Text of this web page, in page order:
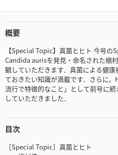
概要
【Special Topic】真菌とヒト 今号の
Candida aurisを発見・命名された槇
観していただきます．真菌による健
ておきたい知識が満載です．さらに
流行で特徴的なこと」として前号に
していただきました．
目次
［Special Topic］真菌とヒト